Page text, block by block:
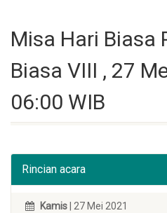
Misa Hari Biasa
Biasa VIII , 27
06:00 WIB
Rincian acara
Kamis | 27 Mei 2021